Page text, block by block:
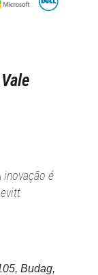
inovação é
Budag,